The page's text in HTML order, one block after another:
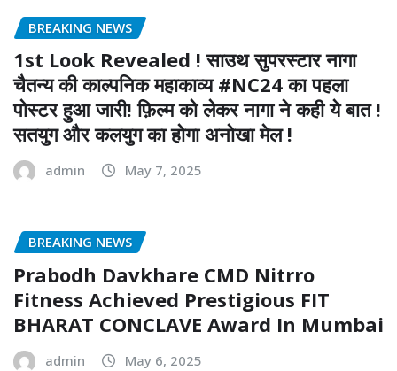
BREAKING NEWS
1st Look Revealed ! साउथ सुपरस्टार नागा
चैतन्य की काल्पनिक महाकाव्य #NC24 का पहला
पोस्टर हुआ जारी! फ़िल्म को लेकर नागा ने कही ये बात !
सतयुग और कलयुग का होगा अनोखा मेल !
admin May 7, 2025
BREAKING NEWS
Prabodh Davkhare CMD Nitrro
Fitness Achieved Prestigious FIT
BHARAT CONCLAVE Award In Mumbai
admin May 6, 2025